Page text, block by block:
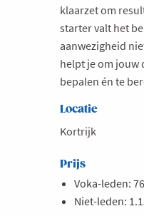
klaarzet om
starter valt het
aanwezigheid
helpt je om jouw
bepalen én te
Locatie
Kortrijk
Prijs
Voka-leden:
Niet-leden: